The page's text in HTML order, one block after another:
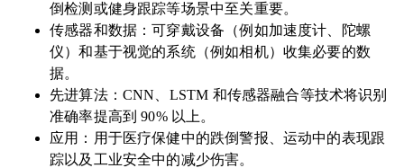
倒检测或健身跟踪等场景中至关重要。
传感器和数据：可穿戴设备（例如加速度计、陀螺
仪）和基于视觉的系统（例如相机）收集必要的数
据。
先进算法：CNN、LSTM 和传感器融合等技术将识别
准确率提高到 90% 以上。
应用：用于医疗保健中的跌倒警报、运动中的表现跟
踪以及工业安全中的减少伤害。